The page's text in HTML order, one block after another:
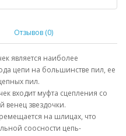
Отзывов (0)
является наиболее
цепи на большинстве пил, ее
пил.
входит муфта сцепления со
звездочки.
на шлицах, что
соосности цепь-